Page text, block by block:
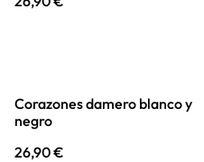
Corazones damero blanco y
negro
26,90 €